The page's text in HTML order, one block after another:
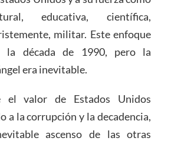
educativa, científica,
militar. Este enfoque
la década de 1990, pero la
era inevitable.
el valor de Estados Unidos
a la corrupción y la decadencia,
ascenso de las otras